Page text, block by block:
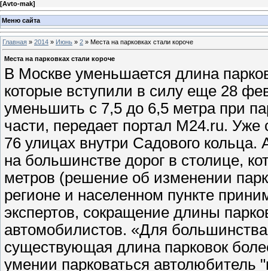
[Avto-mak]
Меню сайта
Главная » 2014 » Июнь » 2 » Места на парковках стали короче
Места на парковках стали короче
В Москве уменьшается длина
которые вступили в силу еще 28
уменьшить с 7,5 до 6,5 метра при
части, передает портал M24.ru.
76 улицах внутри Садового
на большинстве дорог в столице,
метров (решение об изменении
регионе и населенном пункте
экспертов, сокращение длины
автомобилистов. «Для
существующая длина парковок
умении парковаться автолюбитель